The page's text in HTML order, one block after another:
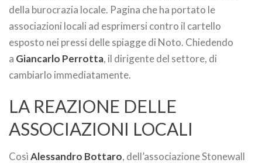
della burocrazia locale. Pagina che ha portato le
associazioni locali ad esprimersi contro il cartello
esposto nei pressi delle spiagge di Noto. Chiedendo
a Giancarlo Perrotta, il dirigente del settore, di
cambiarlo immediatamente.
LA REAZIONE DELLE
ASSOCIAZIONI LOCALI
CosìAlessandro Bottaro, dell’associazione Stonewall